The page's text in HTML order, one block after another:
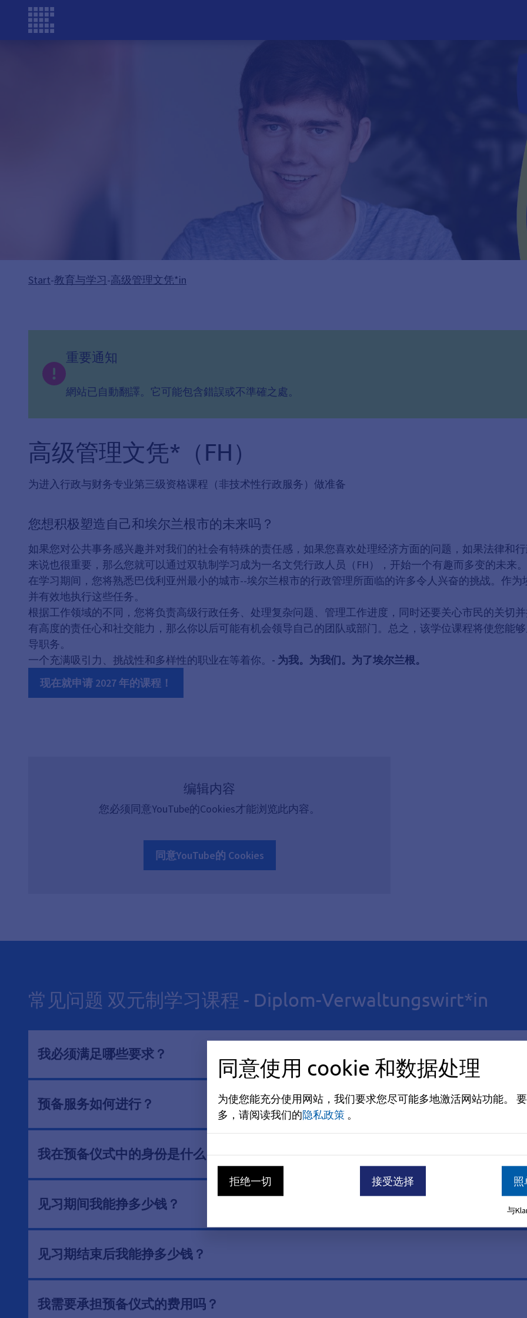
Start-教育与学习-高级管理文凭*in
重要通知
網站已自動翻譯。它可能包含錯誤或不準確之處。
高级管理文凭*（FH）
为进入行政与财务专业第三级资格课程（非技术性行政服务）做准备
您想积极塑造自己和埃尔兰根市的未来吗？
如果您对公共事务感兴趣并对我们的社会有特殊的责任感，如果您喜欢处理经济方面的问题，如果法律和
来说也很重要，那么您就可以通过双轨制学习成为一名文凭行政人员（FH），开始一个有趣而多变的未来。
在学习期间，您将熟悉巴伐利亚州最小的城市--埃尔兰根市的行政管理所面临的许多令人兴奋的挑战。作
并有效地执行这些任务。
根据工作领域的不同，您将负责高级行政任务、处理复杂问题、管理工作进度，同时还要关心市民的关切
有高度的责任心和社交能力，那么你以后可能有机会领导自己的团队或部门。总之，该学位课程将使您能
导职务。
一个充满吸引力、挑战性和多样性的职业在等着你。 - 为我。为我们。为了埃尔兰根。
现在就申请 2027 年的课程！
编辑内容
您必须同意YouTube的Cookies才能浏览此内容。
同意YouTube的 Cookies
常见问题 双元制学习课程 - Diplom-Verwaltungswirt*in
我必须满足哪些要求？
预备服务如何进行？
我在预备仪式中的身份是什么？
见习期间我能挣多少钱？
见习期结束后我能挣多少钱？
我需要承担预备仪式的费用吗？
同意使用 cookie 和数据处理
为使您能充分使用网站，我们要求您尽可能多地激活网站功能。
多，请阅读我们的隐私政策 。
拒绝一切 接受选择 照
与